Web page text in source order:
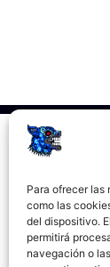
Para ofrecer las
como las
del dispositivo.
permitirá
navegación o